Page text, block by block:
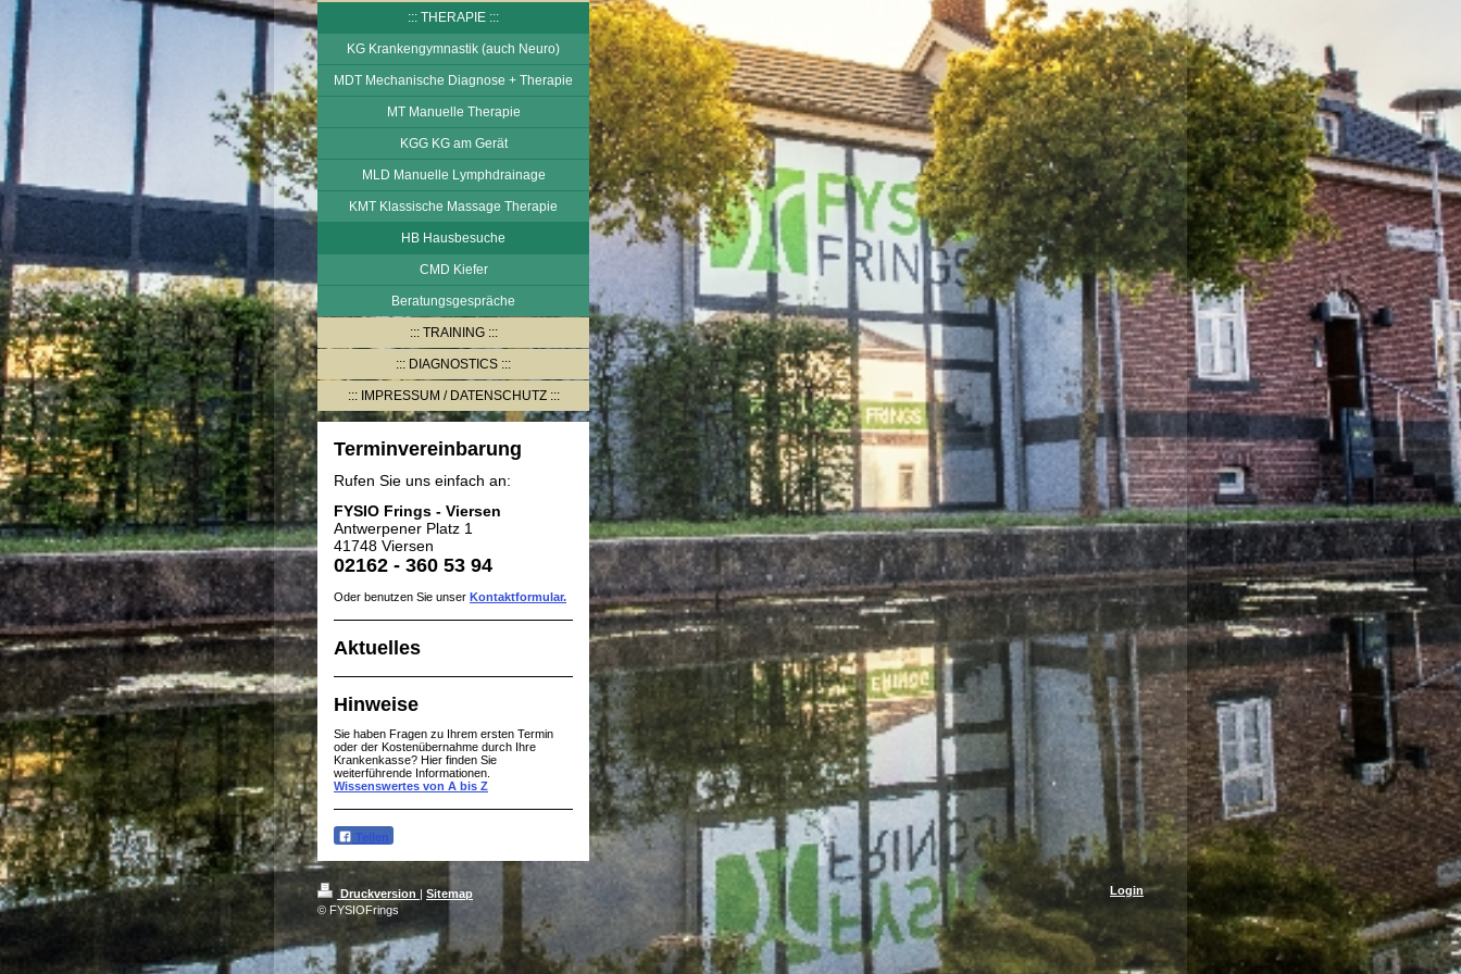
THERAPIE
KG Krankengymnastik (auch Neuro)
MDT Mechanische Diagnose + Therapie
MT Manuelle Therapie
KGG KG am Gerät
MLD Manuelle Lymphdrainage
KMT Klassische Massage Therapie
HB Hausbesuche
CMD Kiefer
Beratungsgespräche
TRAINING
DIAGNOSTICS
IMPRESSUM / DATENSCHUTZ
Terminvereinbarung
Rufen Sie uns einfach an:
FYSIO Frings - Viersen
Antwerpener Platz 1
41748 Viersen
02162 - 360 53 94
Oder benutzen Sie unser Kontaktformular.
Aktuelles
Hinweise
Sie haben Fragen zu Ihrem ersten Termin
oder der Kostenübernahme durch Ihre
Krankenkasse? Hier finden Sie
weiterführende Informationen.
Wissenswertes von A bis Z
Teilen
Druckversion | Sitemap
© FYSIOFrings
Login